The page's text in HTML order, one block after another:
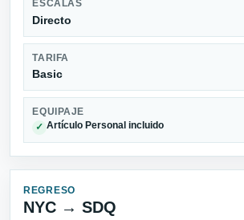
ESCALAS
Directo
TARIFA
Basic
EQUIPAJE
✓ Artículo Personal incluido
REGRESO
NYC → SDQ